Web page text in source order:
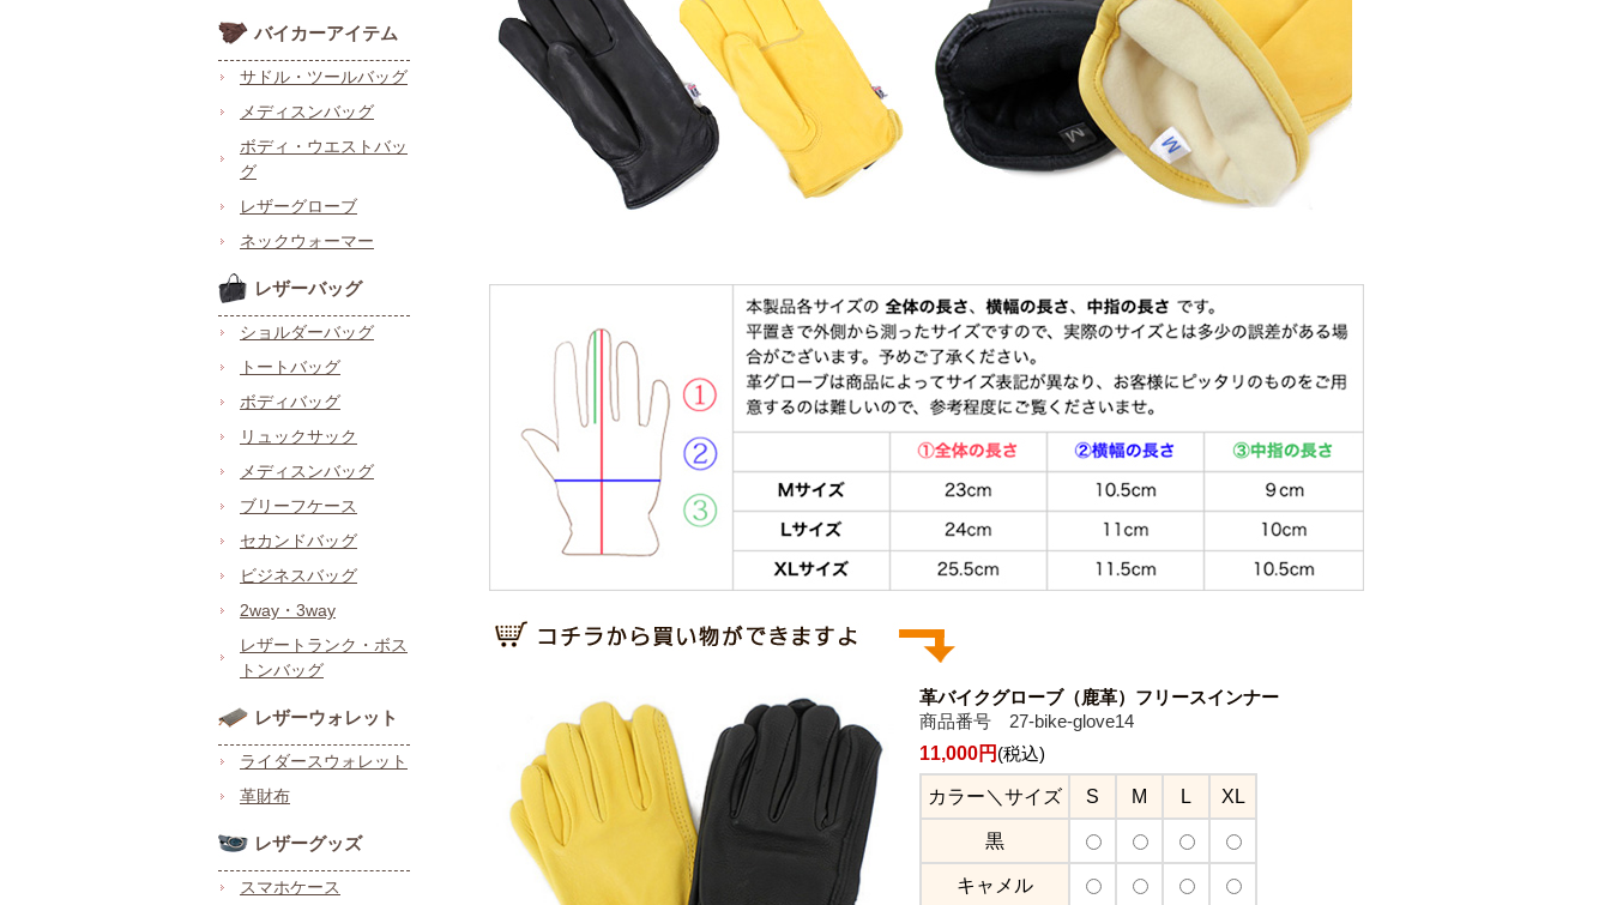
バイカーアイテム
サドル・ツールバッグ
メディスンバッグ
ボディ・ウエストバッ
グ
レザーグローブ
ネックウォーマー
レザーバッグ
ショルダーバッグ
トートバッグ
ボディバッグ
リュックサック
メディスンバッグ
ブリーフケース
セカンドバッグ
ビジネスバッグ
2way・3way
レザートランク・ボス
トンバッグ
レザーウォレット
ライダースウォレット
革財布
レザーグッズ
スマホケース
革バイクグローブ（鹿革）フリースインナー
商品番号 27-bike-glove14
11,000円 (税込)
カラー＼サイズ S M L XL
黒
キャメル